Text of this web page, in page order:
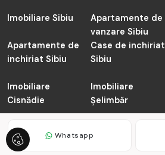
Whatsapp
Imobiliare Sibiu
Apartamente de
vanzare Sibiu
Apartamente de
inchiriat Sibiu
Case de inchiriat
Sibiu
Imobiliare
Cisnădie
Imobiliare
Șelimbăr